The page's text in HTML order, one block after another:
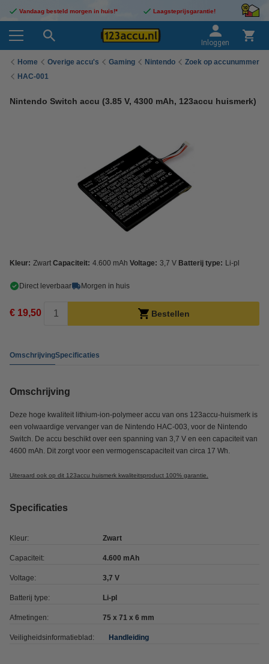
Vandaag besteld morgen in huis!* Laagsteprijsgarantie!
Inloggen
Home Overige accu's Gaming Nintendo
Zoek op accunummer
HAC-001
Nintendo Switch accu (3.85 V, 4300 mAh, 123accu huismerk)
Kleur: Zwart Capaciteit: 4.600 mAh Voltage: 3,7 V Batterij type: Li-pl
Direct leverbaar Morgen in huis
€ 19,50 Bestellen
OmschrijvingSpecificaties
Omschrijving
Deze hoge kwaliteit lithium-ion-polymeer accu van ons 123accu-huismerk is
een volwaardige vervanger van de Nintendo HAC-003, voor de Nintendo
Switch. De accu beschikt over een spanning van 3,7 V en een capaciteit van
4600 mAh. Dit zorgt voor een vermogenscapaciteit van circa 17 Wh.
Uiteraard ook op dit 123accu huismerk kwaliteitsproduct 100% garantie.
Specificaties
Kleur: Zwart
Capaciteit: 4.600 mAh
Voltage: 3,7 V
Batterij type: Li-pl
Afmetingen: 75 x 71 x 6 mm
Veiligheidsinformatieblad: Handleiding